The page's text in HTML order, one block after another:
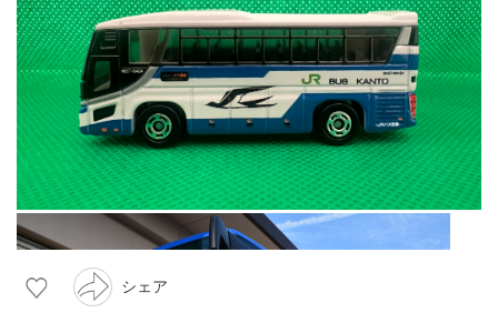
シェア